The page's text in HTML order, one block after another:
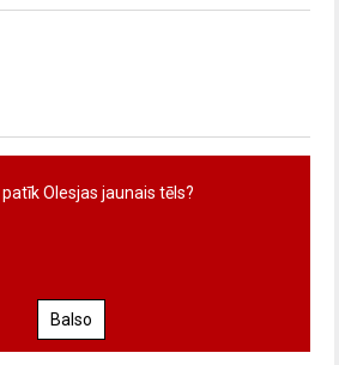
Olesjas jaunais tēls?
Balso